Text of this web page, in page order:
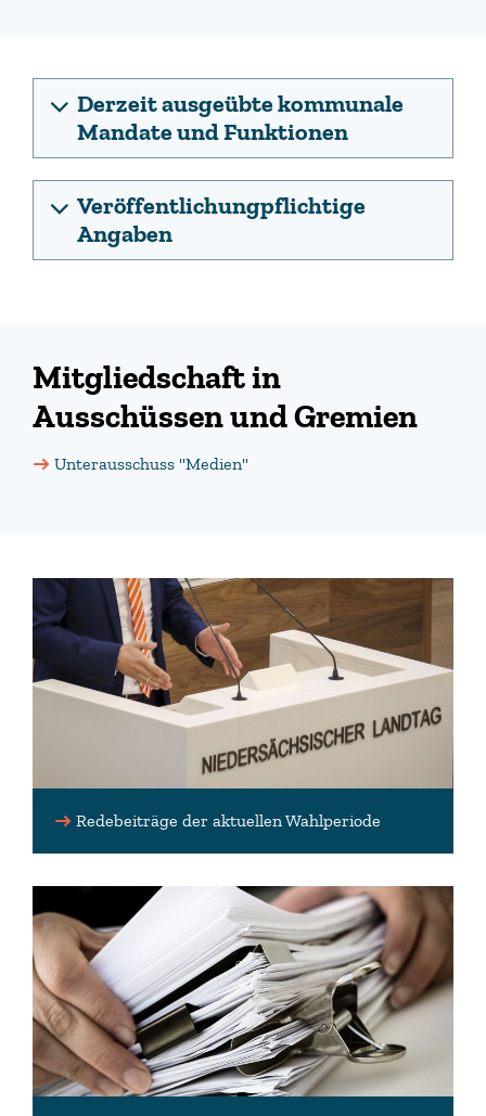
Derzeit ausgeübte kommunale
Mandate und Funktionen
Veröffentlichungpflichtige
Angaben
Mitgliedschaft in
Ausschüssen und Gremien
Unterausschuss "Medien"
Redebeiträge der aktuellen Wahlperiode